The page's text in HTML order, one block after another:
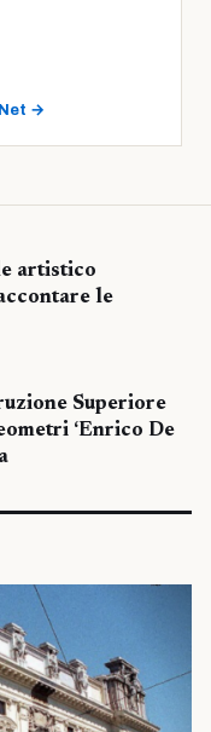
→
artistico
le
Superiore
‘Enrico De